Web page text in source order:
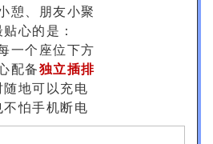
憩、朋友小聚
贴心的是：
一个座位下方
配备独立插排
随地可以充电
不怕手机断电